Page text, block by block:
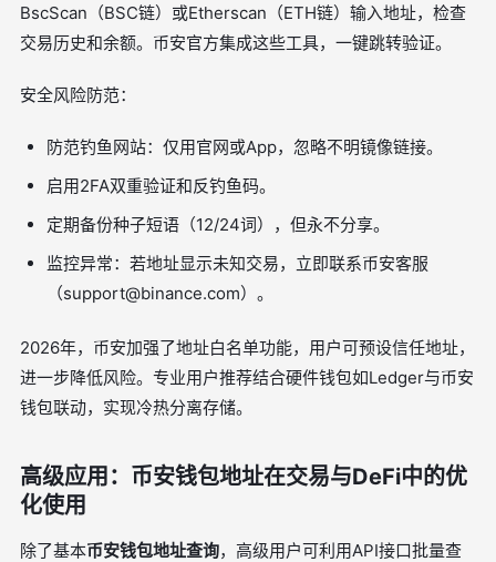
BscScan（BSC链）或Etherscan（ETH链）输入地址，检查
交易历史和余额。币安官方集成这些工具，一键跳转验证。
安全风险防范：
防范钓鱼网站：仅用官网或App，忽略不明镜像链接。
启用2FA双重验证和反钓鱼码。
定期备份种子短语（12/24词），但永不分享。
监控异常：若地址显示未知交易，立即联系币安客服
（support@binance.com）。
2026年，币安加强了地址白名单功能，用户可预设信任地址，
进一步降低风险。专业用户推荐结合硬件钱包如Ledger与币安
钱包联动，实现冷热分离存储。
高级应用：币安钱包地址在交易与DeFi中的优
化使用
除了基本币安钱包地址查询，高级用户可利用API接口批量查